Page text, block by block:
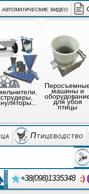
видео
машины и
для убоя
птицы
Птицеводство
+38(098)1335348